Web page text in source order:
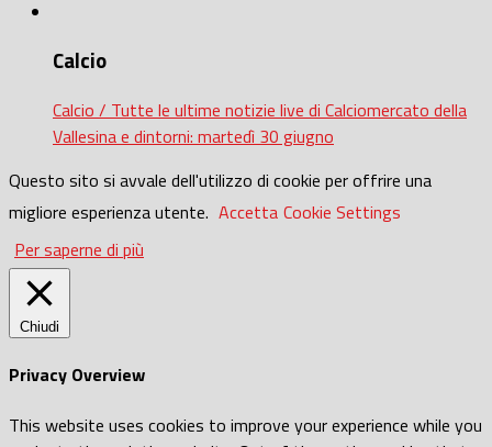
Calcio
Calcio / Tutte le ultime notizie live di Calciomercato della
Vallesina e dintorni: martedì 30 giugno
Questo sito si avvale dell'utilizzo di cookie per offrire una
migliore esperienza utente. Accetta Cookie Settings
Per saperne di più
Chiudi
Privacy Overview
This website uses cookies to improve your experience while you